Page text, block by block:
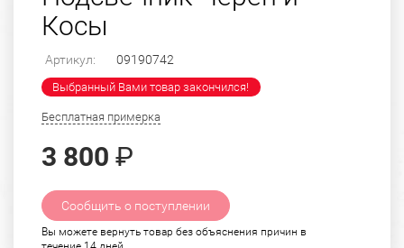
Косы
Артикул: 09190742
Выбранный Вами товар закончился!
Бесплатная примерка
3 800 ₽
Сообщить о поступлении
Вы можете вернуть товар без объяснения причин в